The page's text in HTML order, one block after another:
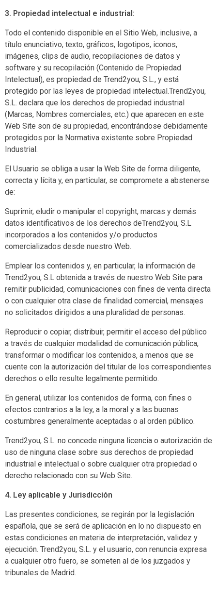
3. Propiedad intelectual e industrial:
Todo el contenido disponible en el Sitio Web, inclusive, a
título enunciativo, texto, gráficos, logotipos, iconos,
imágenes, clips de audio, recopilaciones de datos y
software y su recopilación (Contenido de Propiedad
Intelectual), es propiedad de Trend2you, S.L., y está
protegido por las leyes de propiedad intelectual.Trend2you,
S.L. declara que los derechos de propiedad industrial
(Marcas, Nombres comerciales, etc.) que aparecen en este
Web Site son de su propiedad, encontrándose debidamente
protegidos por la Normativa existente sobre Propiedad
Industrial.
El Usuario se obliga a usar la Web Site de forma diligente,
correcta y lícita y, en particular, se compromete a abstenerse
de:
Suprimir, eludir o manipular el copyright, marcas y demás
datos identificativos de los derechos deTrend2you, S.L
incorporados a los contenidos y/o productos
comercializados desde nuestro Web.
Emplear los contenidos y, en particular, la información de
Trend2you, S.L obtenida a través de nuestro Web Site para
remitir publicidad, comunicaciones con fines de venta directa
o con cualquier otra clase de finalidad comercial, mensajes
no solicitados dirigidos a una pluralidad de personas.
Reproducir o copiar, distribuir, permitir el acceso del público
a través de cualquier modalidad de comunicación pública,
transformar o modificar los contenidos, a menos que se
cuente con la autorización del titular de los correspondientes
derechos o ello resulte legalmente permitido.
En general, utilizar los contenidos de forma, con fines o
efectos contrarios a la ley, a la moral y a las buenas
costumbres generalmente aceptadas o al orden público.
Trend2you, S.L. no concede ninguna licencia o autorización de
uso de ninguna clase sobre sus derechos de propiedad
industrial e intelectual o sobre cualquier otra propiedad o
derecho relacionado con su Web Site.
4. Ley aplicable y Jurisdicción
Las presentes condiciones, se regirán por la legislación
española, que se será de aplicación en lo no dispuesto en
estas condiciones en materia de interpretación, validez y
ejecución. Trend2you, S.L. y el usuario, con renuncia expresa
a cualquier otro fuero, se someten al de los juzgados y
tribunales de Madrid.